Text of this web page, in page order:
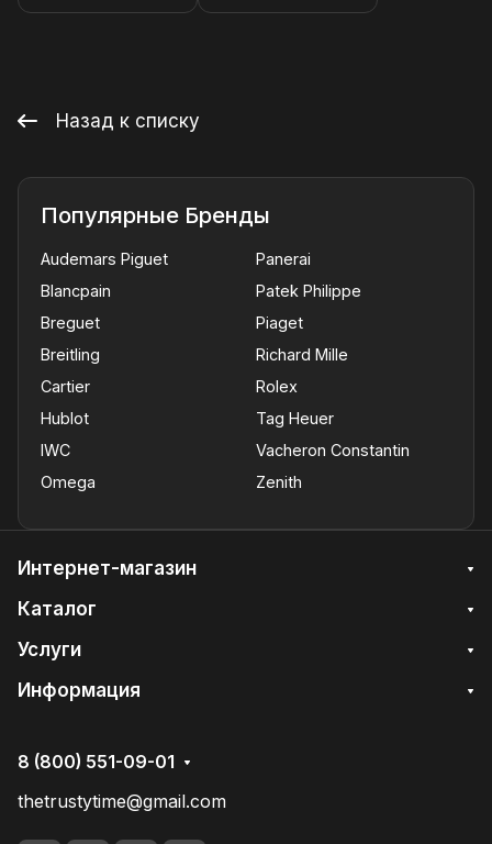
Назад к списку
Популярные Бренды
Audemars Piguet
Blancpain
Breguet
Breitling
Cartier
Hublot
IWC
Omega
Panerai
Patek Philippe
Piaget
Richard Mille
Rolex
Tag Heuer
Vacheron Constantin
Zenith
Интернет-магазин
Каталог
Услуги
Информация
8 (800) 551-09-01
thetrustytime@gmail.com